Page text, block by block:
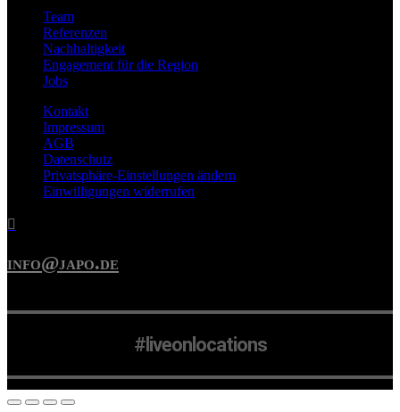
Team
Referenzen
Nachhaltigkeit
Engagement für die Region
Jobs
Kontakt
Impressum
AGB
Datenschutz
Privatsphäre-Einstellungen ändern
Einwilligungen widerrufen

info@japo.de
#liveonlocations